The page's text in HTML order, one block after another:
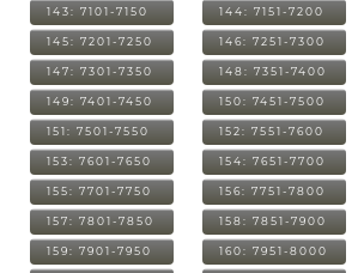
143: 7101-7150 144: 7151-7200
145: 7201-7250 146: 7251-7300
147: 7301-7350 148: 7351-7400
149: 7401-7450 150: 7451-7500
151: 7501-7550 152: 7551-7600
153: 7601-7650 154: 7651-7700
155: 7701-7750 156: 7751-7800
157: 7801-7850 158: 7851-7900
159: 7901-7950 160: 7951-8000